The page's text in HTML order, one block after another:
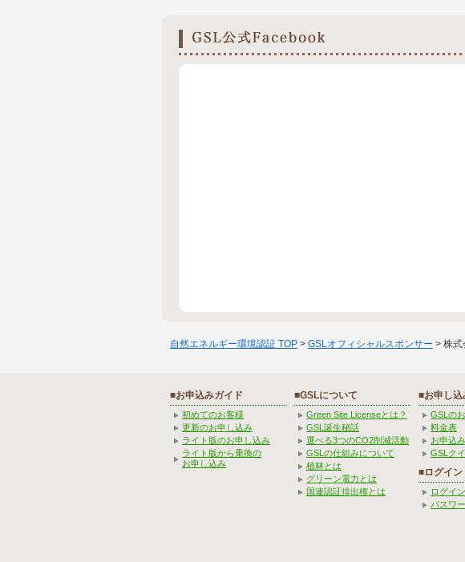
自然エネルギー環境認証 TOP > GSLオフィシャルスポンサー > 株
■お申込みガイド
初めてのお客様
更新のお申し込み
ライト版のお申し込み
ライト版から乗換の
お申し込み
■GSLについて
Green Site Licenseとは？
GSL誕生秘話
選べる3つのCO2削減活動
GSLの仕組みについて
植林とは
グリーン電力とは
国連認証排出権とは
■お申し込
GSLの
料金表
お申込
GSLク
■ログイン
ログイン
パスワ